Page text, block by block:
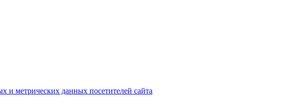
и метрических данных посетителей сайта